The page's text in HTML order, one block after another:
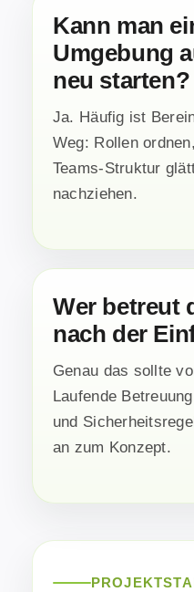
Kann man
Umgebung
neu starten?
Ja. Häufig ist
Weg: Rollen
Teams-Struktur
nachziehen.
Wer betreut
nach der
Genau das sollte
Laufende
und
an zum Konzept.